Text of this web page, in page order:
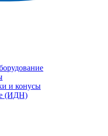
и конусы
(ИДН)